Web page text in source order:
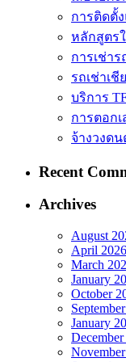
การติดตั้ง
หลักสูตร
การเช่า
รถเช่าเ
บริการ
การตอกเ
จ้างวงด
Recent
Archives
August
April 2026
March
January
October
January